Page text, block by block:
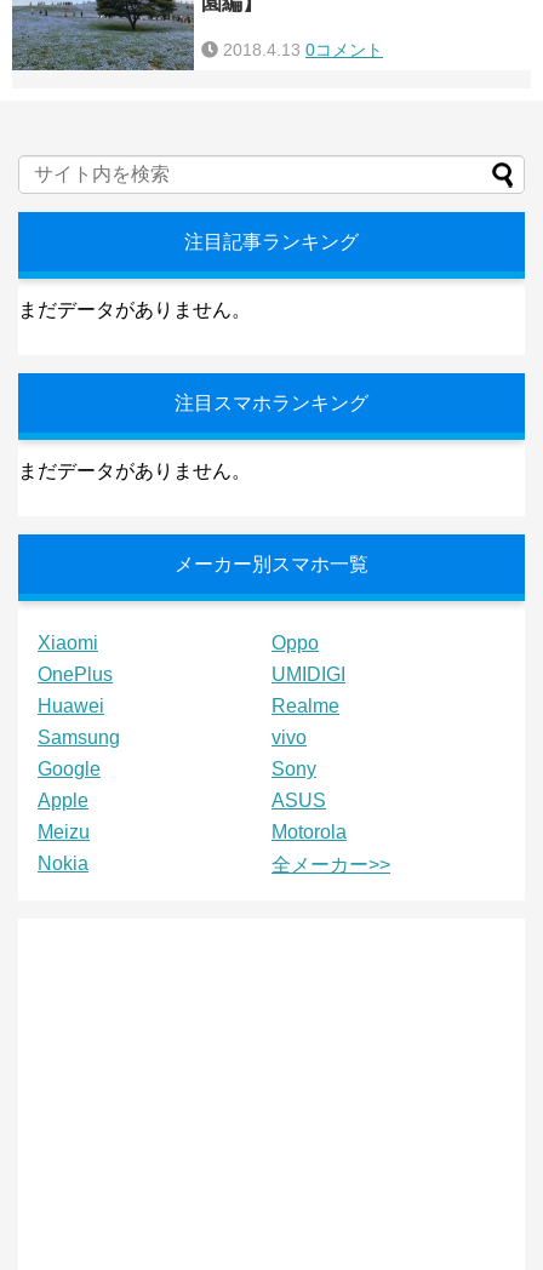
2018.4.13 0コメント
注目記事ランキング
まだデータがありません。
注目スマホランキング
まだデータがありません。
メーカー別スマホ一覧
Xiaomi
Oppo
OnePlus
UMIDIGI
Huawei
Realme
Samsung
vivo
Google
Sony
Apple
ASUS
Meizu
Motorola
Nokia
全メーカー>>